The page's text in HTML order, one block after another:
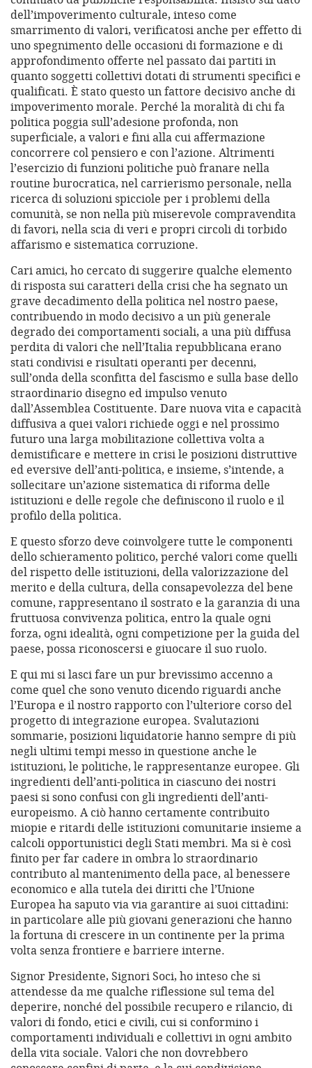
dell’impoverimento culturale, inteso come
smarrimento di valori, verificatosi anche per effetto di
uno spegnimento delle occasioni di formazione e di
approfondimento offerte nel passato dai partiti in
quanto soggetti collettivi dotati di strumenti specifici e
qualificati. È stato questo un fattore decisivo anche di
impoverimento morale. Perché la moralità di chi fa
politica poggia sull’adesione profonda, non
superficiale, a valori e fini alla cui affermazione
concorrere col pensiero e con l’azione. Altrimenti
l’esercizio di funzioni politiche può franare nella
routine burocratica, nel carrierismo personale, nella
ricerca di soluzioni spicciole per i problemi della
comunità, se non nella più miserevole compravendita
di favori, nella scia di veri e propri circoli di torbido
affarismo e sistematica corruzione.
Cari amici, ho cercato di suggerire qualche elemento
di risposta sui caratteri della crisi che ha segnato un
grave decadimento della politica nel nostro paese,
contribuendo in modo decisivo a un più generale
degrado dei comportamenti sociali, a una più diffusa
perdita di valori che nell’Italia repubblicana erano
stati condivisi e risultati operanti per decenni,
sull’onda della sconfitta del fascismo e sulla base dello
straordinario disegno ed impulso venuto
dall’Assemblea Costituente. Dare nuova vita e capacità
diffusiva a quei valori richiede oggi e nel prossimo
futuro una larga mobilitazione collettiva volta a
demistificare e mettere in crisi le posizioni distruttive
ed eversive dell’anti-politica, e insieme, s’intende, a
sollecitare un’azione sistematica di riforma delle
istituzioni e delle regole che definiscono il ruolo e il
profilo della politica.
E questo sforzo deve coinvolgere tutte le componenti
dello schieramento politico, perché valori come quelli
del rispetto delle istituzioni, della valorizzazione del
merito e della cultura, della consapevolezza del bene
comune, rappresentano il sostrato e la garanzia di una
fruttuosa convivenza politica, entro la quale ogni
forza, ogni idealità, ogni competizione per la guida del
paese, possa riconoscersi e giuocare il suo ruolo.
E qui mi si lasci fare un pur brevissimo accenno a
come quel che sono venuto dicendo riguardi anche
l’Europa e il nostro rapporto con l’ulteriore corso del
progetto di integrazione europea. Svalutazioni
sommarie, posizioni liquidatorie hanno sempre di più
negli ultimi tempi messo in questione anche le
istituzioni, le politiche, le rappresentanze europee. Gli
ingredienti dell’anti-politica in ciascuno dei nostri
paesi si sono confusi con gli ingredienti dell’anti-
europeismo. A ciò hanno certamente contribuito
miopie e ritardi delle istituzioni comunitarie insieme a
calcoli opportunistici degli Stati membri. Ma si è così
finito per far cadere in ombra lo straordinario
contributo al mantenimento della pace, al benessere
economico e alla tutela dei diritti che l’Unione
Europea ha saputo via via garantire ai suoi cittadini:
in particolare alle più giovani generazioni che hanno
la fortuna di crescere in un continente per la prima
volta senza frontiere e barriere interne.
Signor Presidente, Signori Soci, ho inteso che si
attendesse da me qualche riflessione sul tema del
deperire, nonché del possibile recupero e rilancio, di
valori di fondo, etici e civili, cui si conformino i
comportamenti individuali e collettivi in ogni ambito
della vita sociale. Valori che non dovrebbero